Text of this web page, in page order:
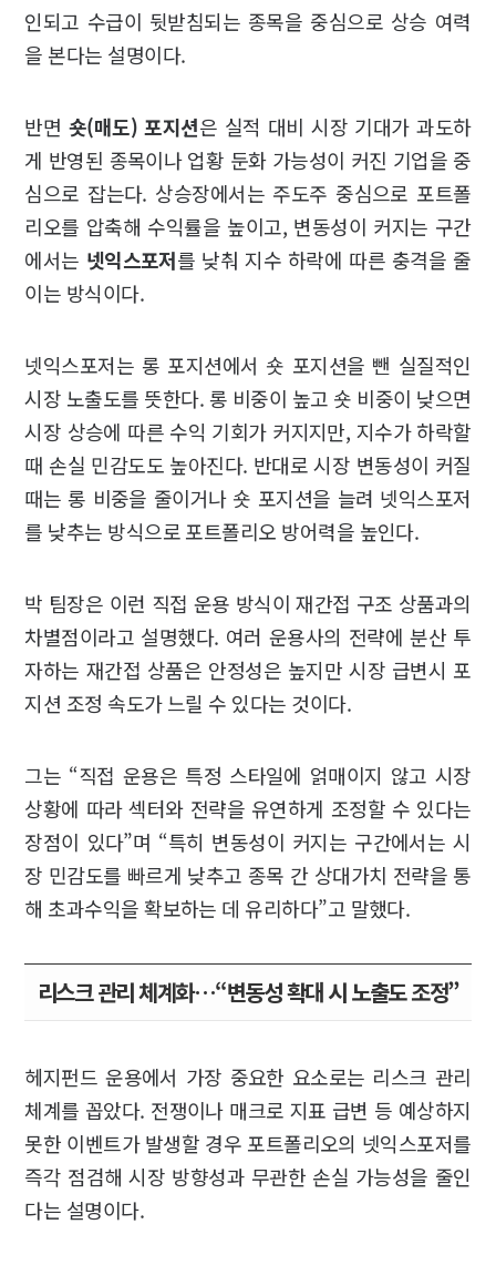
인되고 수급이 뒷받침되는 종목을 중심으로 상승 여력
을 본다는 설명이다.
반면 숏(매도) 포지션은 실적 대비 시장 기대가 과도하
게 반영된 종목이나 업황 둔화 가능성이 커진 기업을 중
심으로 잡는다. 상승장에서는 주도주 중심으로 포트폴
리오를 압축해 수익률을 높이고, 변동성이 커지는 구간
에서는 넷익스포저를 낮춰 지수 하락에 따른 충격을 줄
이는 방식이다.
넷익스포저는 롱 포지션에서 숏 포지션을 뺀 실질적인
시장 노출도를 뜻한다. 롱 비중이 높고 숏 비중이 낮으면
시장 상승에 따른 수익 기회가 커지지만, 지수가 하락할
때 손실 민감도도 높아진다. 반대로 시장 변동성이 커질
때는 롱 비중을 줄이거나 숏 포지션을 늘려 넷익스포저
를 낮추는 방식으로 포트폴리오 방어력을 높인다.
박 팀장은 이런 직접 운용 방식이 재간접 구조 상품과의
차별점이라고 설명했다. 여러 운용사의 전략에 분산 투
자하는 재간접 상품은 안정성은 높지만 시장 급변시 포
지션 조정 속도가 느릴 수 있다는 것이다.
그는 “직접 운용은 특정 스타일에 얽매이지 않고 시장
상황에 따라 섹터와 전략을 유연하게 조정할 수 있다는
장점이 있다”며 “특히 변동성이 커지는 구간에서는 시
장 민감도를 빠르게 낮추고 종목 간 상대가치 전략을 통
해 초과수익을 확보하는 데 유리하다”고 말했다.
리스크 관리 체계화…“변동성 확대 시 노출도 조정”
헤지펀드 운용에서 가장 중요한 요소로는 리스크 관리
체계를 꼽았다. 전쟁이나 매크로 지표 급변 등 예상하지
못한 이벤트가 발생할 경우 포트폴리오의 넷익스포저를
즉각 점검해 시장 방향성과 무관한 손실 가능성을 줄인
다는 설명이다.